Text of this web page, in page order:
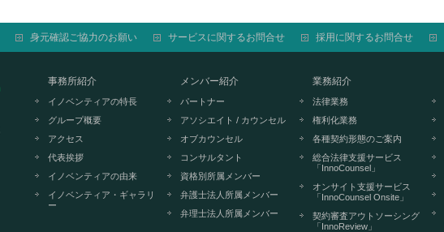
身元確認ご協力のお願い サービスに関するお問合せ 採用に関するお問合せ
事務所紹介
イノベンティアの特長
グループ概要
アクセス
代表挨拶
イノベンティアの由来
イノベンティア・ギャラリ
ー
メンバー紹介
パートナー
アソシエイト / カウンセル
オブカウンセル
コンサルタント
資格別所属メンバー
弁護士法人所属メンバー
弁理士法人所属メンバー
業務紹介
法律業務
権利化業務
各種契約形態のご案内
総合法律支援サービス
「InnoCounsel」
オンサイト支援サービス
「InnoCounsel Onsite」
契約審査アウトソーシング
「InnoReview」